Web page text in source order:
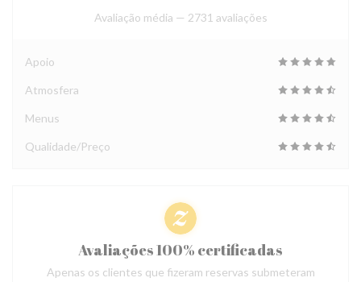
Avaliação média — 2731 avaliações
Apoio
Atmosfera
Menus
Qualidade/Preço
Avaliações 100% certificadas
Apenas os clientes que fizeram reservas submeteram